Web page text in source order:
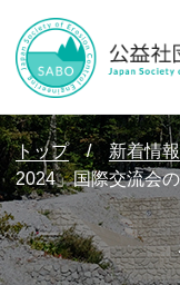
トップ / 新着情報
2024」国際交流会